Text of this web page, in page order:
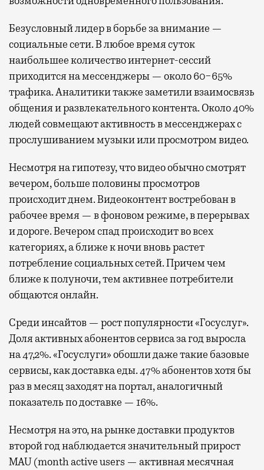
Безусловный лидер в борьбе за внимание —
социальные сети. В любое время суток
наибольшее количество интернет-сессий
приходится на мессенджеры — около 60−65%
трафика. Аналитики также заметили взаимосвязь
общения и развлекательного контента. Около 40%
людей совмещают активность в мессенджерах с
прослушиванием музыки или просмотром видео.
Несмотря на гипотезу, что видео обычно смотрят
вечером, больше половины просмотров
происходит днем. Видеоконтент востребован в
рабочее время — в фоновом режиме, в перерывах
и дороге. Вечером спад происходит во всех
категориях, а ближе к ночи вновь растет
потребление социальных сетей. Причем чем
ближе к полуночи, тем активнее потребители
общаются онлайн.
Среди инсайтов — рост популярности «Госуслуг».
Доля активных абонентов сервиса за год выросла
на 47,2%. «Госуслуги» обошли даже такие базовые
сервисы, как доставка еды. 47% абонентов хотя бы
раз в месяц заходят на портал, аналогичный
показатель по доставке — 16%.
Несмотря на это, на рынке доставки продуктов
второй год наблюдается значительный прирост
MAU (month active users — активная месячная